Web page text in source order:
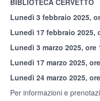
Lunedì 3 febbraio 2025,
Lunedì 17 febbraio 2025,
Lunedì 3 marzo 2025, ore
Lunedì 17 marzo 2025,
Lunedì 24 marzo 2025,
Per informazioni e